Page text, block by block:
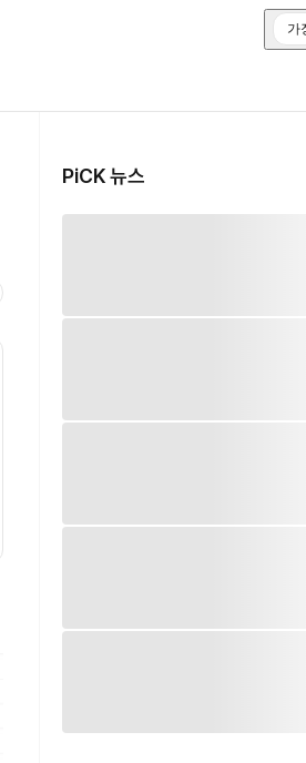
가
PiCK 뉴스